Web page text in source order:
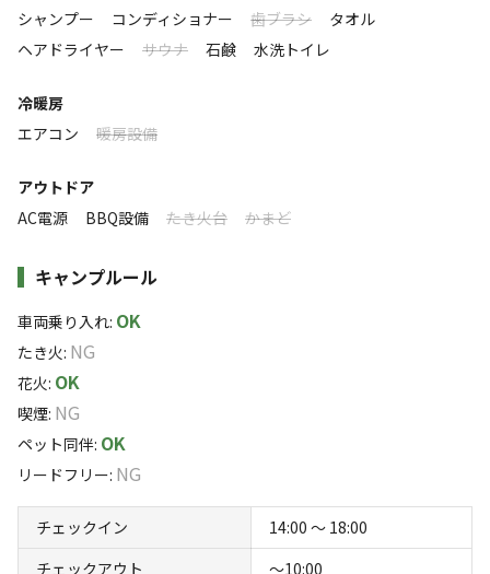
シャンプー
コンディショナー 歯ブラシ
タオル
ヘアドライヤー
サウナ 石鹸 水洗トイレ
冷暖房
エアコン
暖房設備
アウトドア
AC電源
BBQ設備 たき火台 かまど
キャンプルール
車両乗り入れ: OK
たき火: NG
花火: OK
喫煙: NG
ペット同伴: OK
リードフリー: NG
チェックイン
14:00 〜 18:00
チェックアウト
〜10:00
落ち着く
ソロ
15% 35% 15
ックのドッグランは嫌いといったわんこもプライベートガー
デンで安心して過ごせます。
にゃんこも受け入れOK。
わんこ用のケージもご用意できます。
予約時にお申し出ください。
#ドッグラン
カップルにおすすめ
#手ぶらキャンプ